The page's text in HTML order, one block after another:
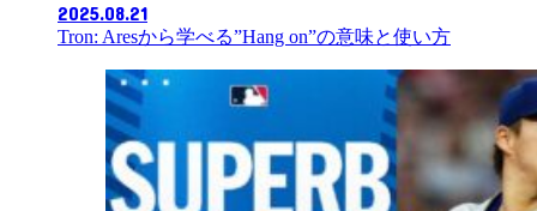
2025.08.21
Tron: Aresから学べる”Hang on”の意味と使い方